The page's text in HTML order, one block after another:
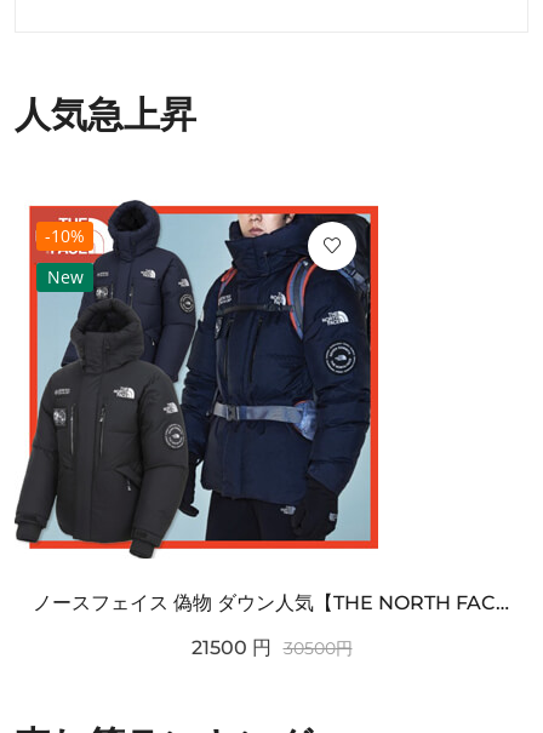
人気急上昇
-10%
New
ノースフェイス 偽物 ダウン人気【THE NORTH FACE】M'S 7 SUMMIT HIM...
21500 円 30500円